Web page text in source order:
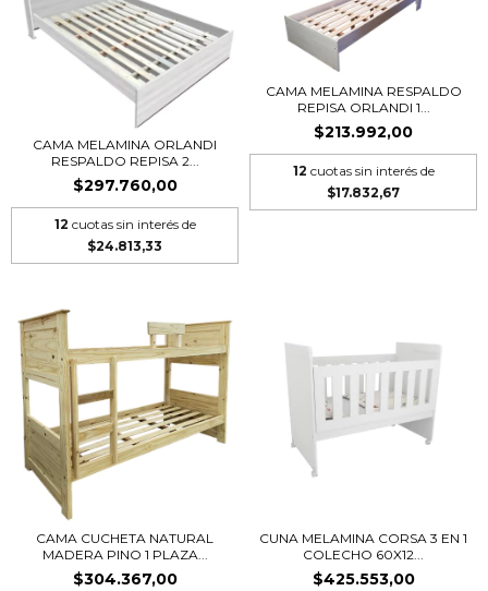
CAMA MELAMINA ORLANDI
RESPALDO REPISA 2...
$297.760,00
12 cuotas sin interés de
$24.813,33
CAMA MELAMINA RESPALDO
REPISA ORLANDI 1...
$213.992,00
12 cuotas sin interés de
$17.832,67
CAMA CUCHETA NATURAL
MADERA PINO 1 PLAZA...
$304.367,00
CUNA MELAMINA CORSA 3 EN 1
COLECHO 60X12...
$425.553,00